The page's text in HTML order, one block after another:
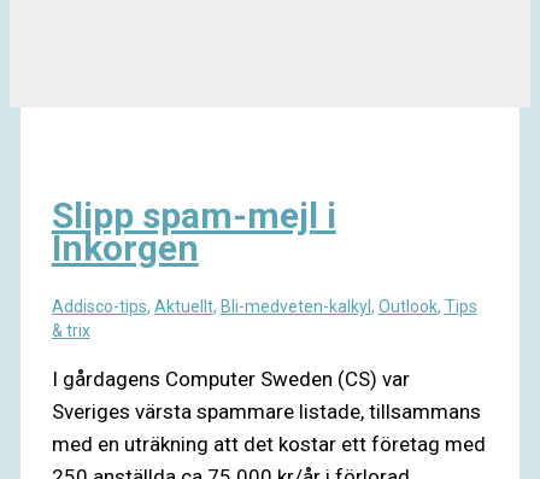
Slipp spam-mejl i
Inkorgen
Addisco-tips, Aktuellt, Bli-medveten-kalkyl, Outlook, Tips
& trix
I gårdagens Computer Sweden (CS) var
Sveriges värsta spammare listade, tillsammans
med en uträkning att det kostar ett företag med